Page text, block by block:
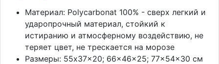
Материал: Polycarbonat 100% - сверх легкий и
ударопрочный материал, стойкий к
истиранию и атмосферному воздействию, не
теряет цвет, не трескается на морозе
Размеры: 55x37x20; 66x46x25; 77x54x30 см